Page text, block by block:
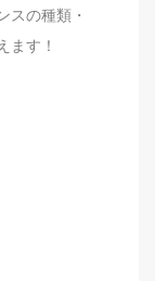
スの種類・
ます！